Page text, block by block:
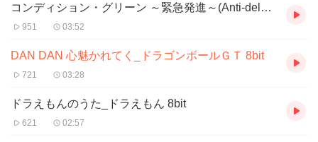
コンディション・グリーン ～緊急発進～(Anti-delete)_機動警察パトレイバー 8bit
951 03:52
DAN DAN 心魅かれてく_ドラゴンボールＧＴ 8bit
721 03:28
ドラえもんのうた_ドラえもん 8bit
621 02:57